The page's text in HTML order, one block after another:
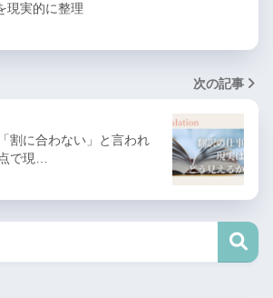
現実的に整理
次の記事
割に合わない」と言われ
で現…